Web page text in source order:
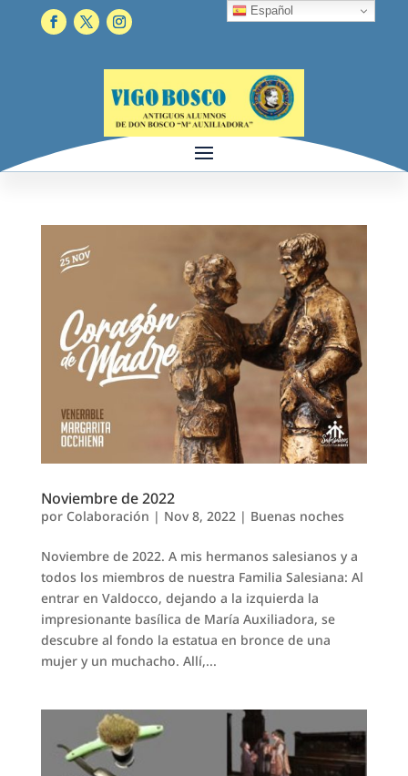
Noviembre de 2022
por Colaboración | Nov 8, 2022| Buenas noches
Noviembre de 2022. A mis hermanos salesianos y a
todos los miembros de nuestra Familia Salesiana: Al
entrar en Valdocco, dejando a la izquierda la
impresionante basílica de María Auxiliadora, se
descubre al fondo la estatua en bronce de una
mujer y un muchacho. Allí,...
Español